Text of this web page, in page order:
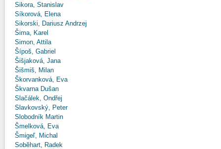
Sikora, Stanislav
Síkorová, Elena
Sikorski, Dariusz Andrzej
Šima, Karel
Simon, Attila
Šípoš, Gabriel
Šišjaková, Jana
Šišmiš, Milan
Škorvanková, Eva
Škvarna Dušan
Slačálek, Ondřej
Slavkovský, Peter
Slobodník Martin
Šmelková, Eva
Šmigeľ, Michal
Soběhart, Radek